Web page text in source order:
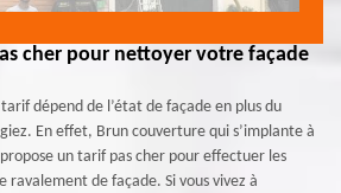
cher pour nettoyer votre façade
dépend de l’état de façade en plus du
En effet, Brun couverture qui s’implante à
un tarif pas cher pour effectuer les
de façade. Si vous vivez à